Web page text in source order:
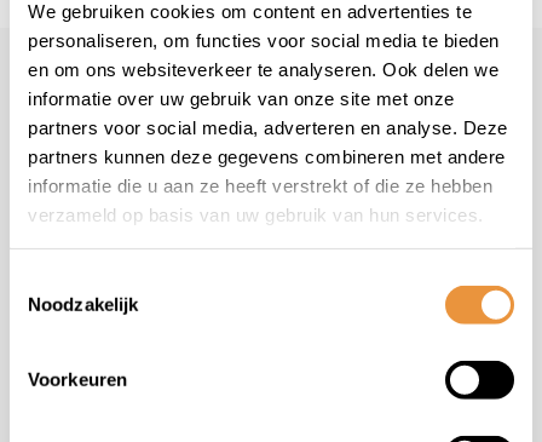
We gebruiken cookies om content en advertenties te
personaliseren, om functies voor social media te bieden
en om ons websiteverkeer te analyseren. Ook delen we
informatie over uw gebruik van onze site met onze
partners voor social media, adverteren en analyse. Deze
partners kunnen deze gegevens combineren met andere
informatie die u aan ze heeft verstrekt of die ze hebben
verzameld op basis van uw gebruik van hun services.
Noodzakelijk
Voorkeuren
Klantenservice
Veelgestelde vragen
+31 78 780 2330
info@artsloten.nl